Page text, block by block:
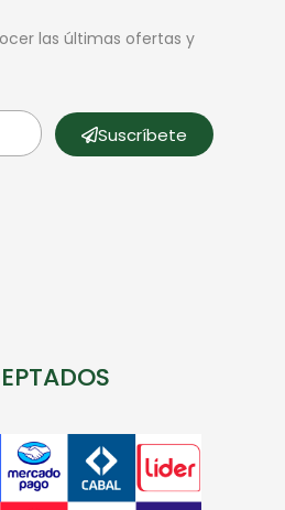
las últimas ofertas y
Suscríbete